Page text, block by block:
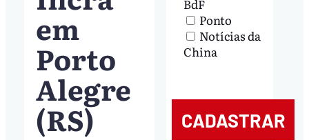
em
Porto
Alegre
(RS)
BdF
Ponto
Notícias da
China